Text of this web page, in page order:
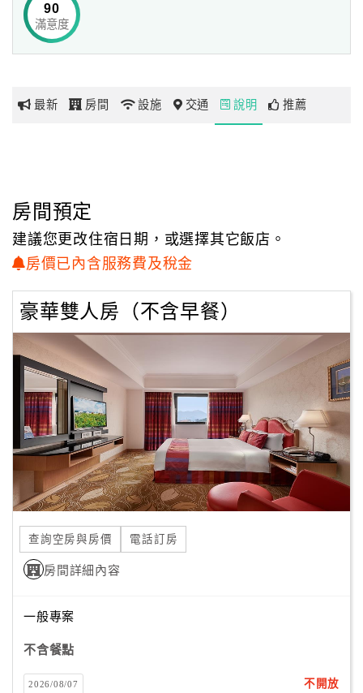
網
玩
地
圖
顧
務
顧
客
滿
意
度
訂
單
管
理
員
戶
在整個酒店裡享受免費無線網絡，在大廳享用免費早晨咖
啡，茶和餅乾服務，免費提供送達台北各著名旅遊景點和展
覽中心。
酒店設有三間餐廳，包括著名的牛排屋，休閒餐吧和難以抗
漫的Riviera Chateau婚禮服務將成為您夢寐以求的婚禮。
90
滿意度
最新 房間 設施 交通 說明 推薦
房間預定
建議您更改住宿日期，或選擇其它飯店。
房價已內含服務費及稅金
豪華雙人房（不含早餐）
查詢空房與房價 電話訂房
房間詳細內容
一般專案
不含餐點
2026/08/07 不開放